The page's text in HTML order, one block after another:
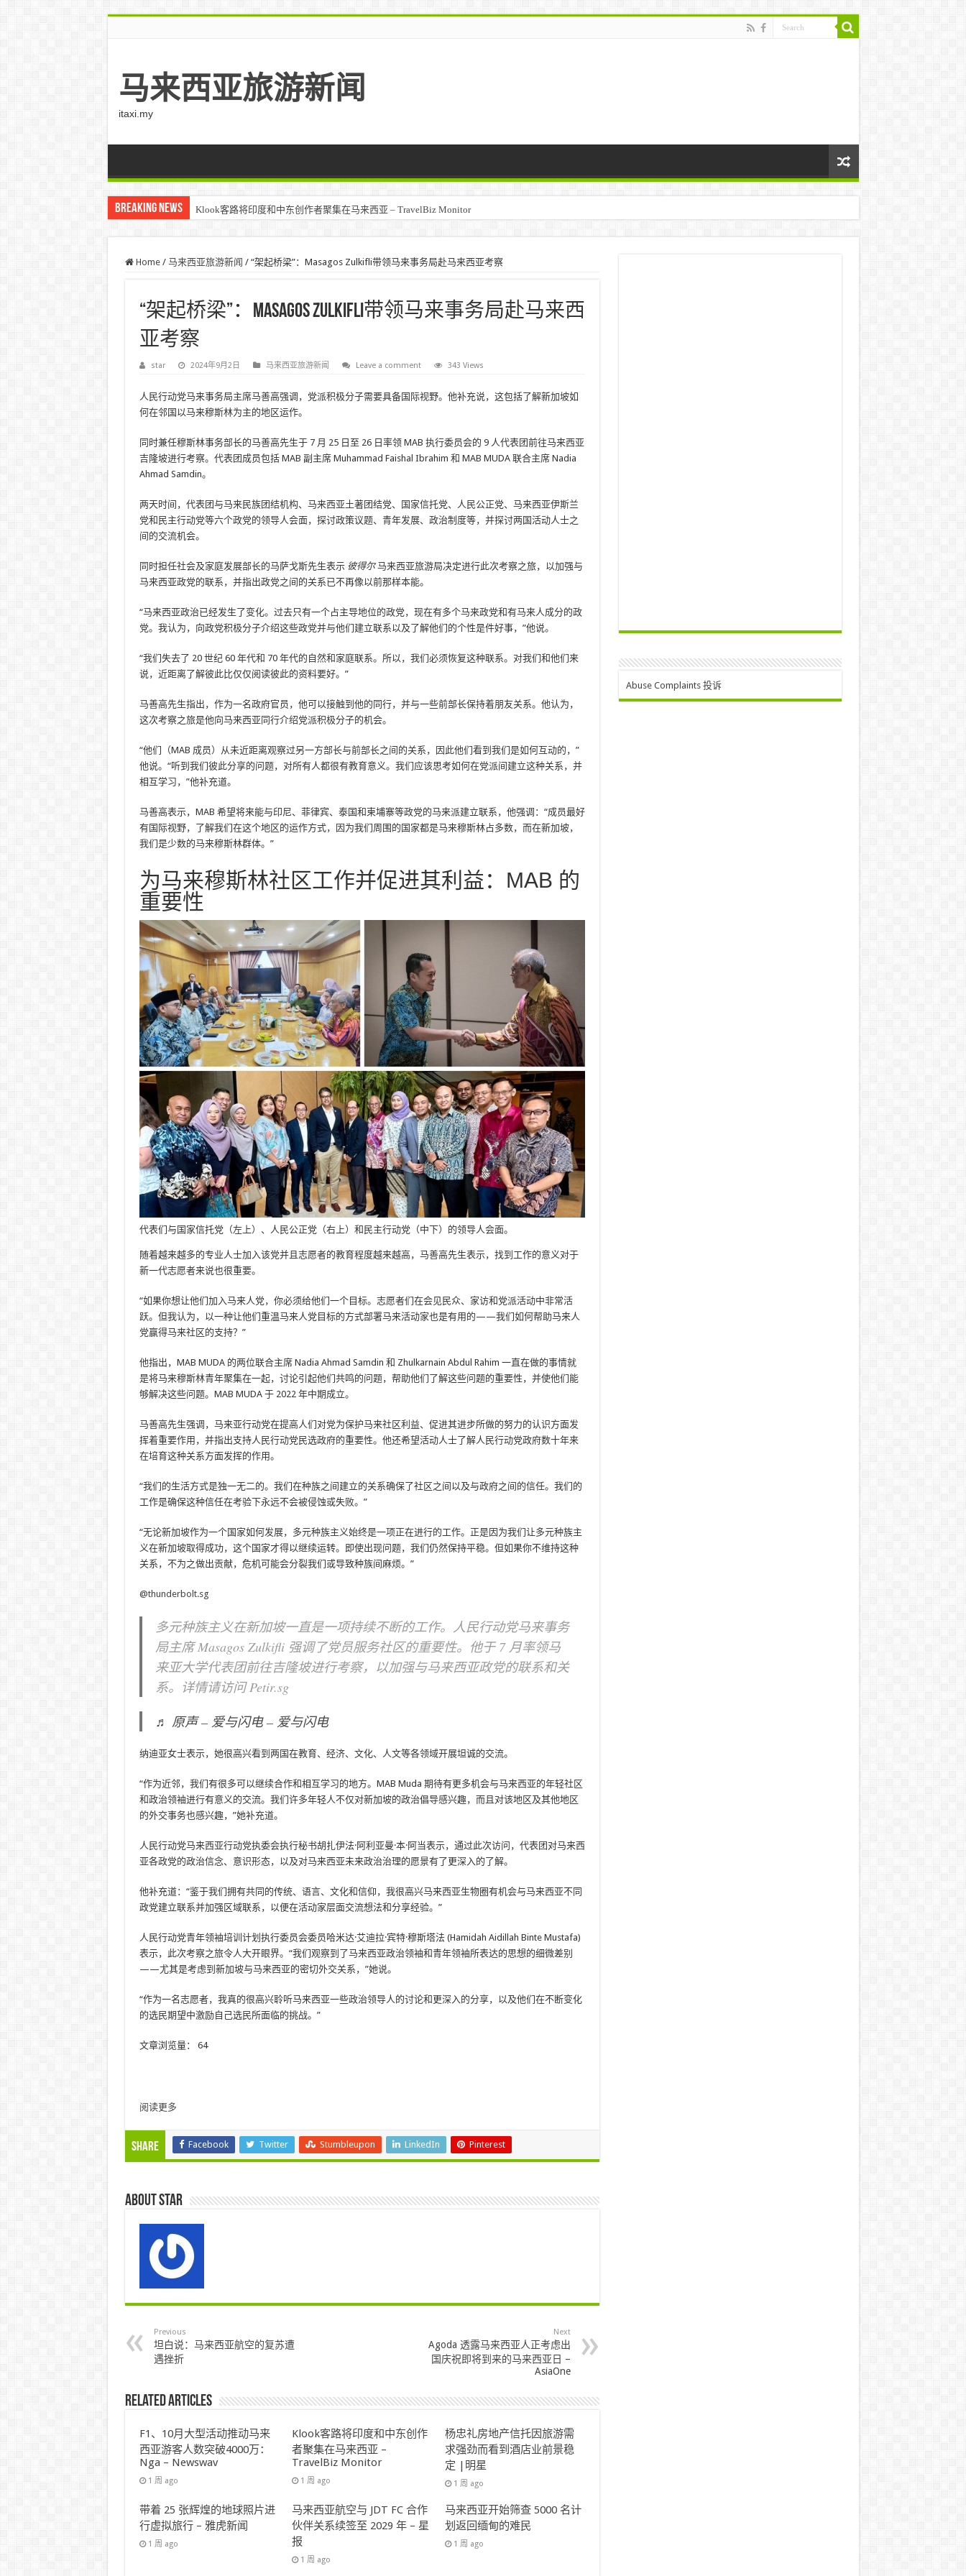
马来西亚旅游新闻
itaxi.my
Breaking News Klook客路将印度和中东创作者聚集在马来西亚 – TravelBiz Monitor
Home / 马来西亚旅游新闻 / “架起桥梁”：Masagos Zulkifli带领马来事务局赴马来西亚考察
“架起桥梁”：Masagos Zulkifli带领马来事务局赴马来西
亚考察
star 2024年9月2日 马来西亚旅游新闻 Leave a comment 343 Views
人民行动党马来事务局主席马善高强调，党派积极分子需要具备国际视野。他补充说，这包括了解新加坡如
何在邻国以马来穆斯林为主的地区运作。
同时兼任穆斯林事务部长的马善高先生于 7 月 25 日至 26 日率领 MAB 执行委员会的 9 人代表团前往马来西亚
吉隆坡进行考察。代表团成员包括 MAB 副主席 Muhammad Faishal Ibrahim 和 MAB MUDA 联合主席 Nadia
Ahmad Samdin。
两天时间，代表团与马来民族团结机构、马来西亚土著团结党、国家信托党、人民公正党、马来西亚伊斯兰
党和民主行动党等六个政党的领导人会面，探讨政策议题、青年发展、政治制度等，并探讨两国活动人士之
间的交流机会。
同时担任社会及家庭发展部长的马萨戈斯先生表示 彼得尔马来西亚旅游局决定进行此次考察之旅，以加强与
马来西亚政党的联系，并指出政党之间的关系已不再像以前那样本能。
“马来西亚政治已经发生了变化。过去只有一个占主导地位的政党，现在有多个马来政党和有马来人成分的政
党。我认为，向政党积极分子介绍这些政党并与他们建立联系以及了解他们的个性是件好事，”他说。
“我们失去了 20 世纪 60 年代和 70 年代的自然和家庭联系。所以，我们必须恢复这种联系。对我们和他们来
说，近距离了解彼此比仅仅阅读彼此的资料要好。”
马善高先生指出，作为一名政府官员，他可以接触到他的同行，并与一些前部长保持着朋友关系。他认为，
这次考察之旅是他向马来西亚同行介绍党派积极分子的机会。
“他们（MAB 成员）从未近距离观察过另一方部长与前部长之间的关系，因此他们看到我们是如何互动的，”
他说。“听到我们彼此分享的问题，对所有人都很有教育意义。我们应该思考如何在党派间建立这种关系，并
相互学习，”他补充道。
马善高表示，MAB 希望将来能与印尼、菲律宾、泰国和柬埔寨等政党的马来派建立联系，他强调：“成员最好
有国际视野，了解我们在这个地区的运作方式，因为我们周围的国家都是马来穆斯林占多数，而在新加坡，
我们是少数的马来穆斯林群体。”
为马来穆斯林社区工作并促进其利益：MAB 的
重要性
代表们与国家信托党（左上）、人民公正党（右上）和民主行动党（中下）的领导人会面。
随着越来越多的专业人士加入该党并且志愿者的教育程度越来越高，马善高先生表示，找到工作的意义对于
新一代志愿者来说也很重要。
“如果你想让他们加入马来人党，你必须给他们一个目标。志愿者们在会见民众、家访和党派活动中非常活
跃。但我认为，以一种让他们重温马来人党目标的方式部署马来活动家也是有用的——我们如何帮助马来人
党赢得马来社区的支持？”
他指出，MAB MUDA 的两位联合主席 Nadia Ahmad Samdin 和 Zhulkarnain Abdul Rahim 一直在做的事情就
是将马来穆斯林青年聚集在一起，讨论引起他们共鸣的问题，帮助他们了解这些问题的重要性，并使他们能
够解决这些问题。MAB MUDA 于 2022 年中期成立。
马善高先生强调，马来亚行动党在提高人们对党为保护马来社区利益、促进其进步所做的努力的认识方面发
挥着重要作用，并指出支持人民行动党民选政府的重要性。他还希望活动人士了解人民行动党政府数十年来
在培育这种关系方面发挥的作用。
“我们的生活方式是独一无二的。我们在种族之间建立的关系确保了社区之间以及与政府之间的信任。我们的
工作是确保这种信任在考验下永远不会被侵蚀或失败。”
“无论新加坡作为一个国家如何发展，多元种族主义始终是一项正在进行的工作。正是因为我们让多元种族主
义在新加坡取得成功，这个国家才得以继续运转。即使出现问题，我们仍然保持平稳。但如果你不维持这种
关系，不为之做出贡献，危机可能会分裂我们或导致种族间麻烦。”
@thunderbolt.sg
多元种族主义在新加坡一直是一项持续不断的工作。人民行动党马来事务
局主席 Masagos Zulkifli 强调了党员服务社区的重要性。他于 7 月率领马
来亚大学代表团前往吉隆坡进行考察，以加强与马来西亚政党的联系和关
系。详情请访问 Petir.sg
♬ 原声 – 爱与闪电 – 爱与闪电
纳迪亚女士表示，她很高兴看到两国在教育、经济、文化、人文等各领域开展坦诚的交流。
“作为近邻，我们有很多可以继续合作和相互学习的地方。MAB Muda 期待有更多机会与马来西亚的年轻社区
和政治领袖进行有意义的交流。我们许多年轻人不仅对新加坡的政治倡导感兴趣，而且对该地区及其他地区
的外交事务也感兴趣，”她补充道。
人民行动党马来西亚行动党执委会执行秘书胡扎伊法·阿利亚曼·本·阿当表示，通过此次访问，代表团对马来西
亚各政党的政治信念、意识形态，以及对马来西亚未来政治治理的愿景有了更深入的了解。
他补充道：“鉴于我们拥有共同的传统、语言、文化和信仰，我很高兴马来西亚生物圈有机会与马来西亚不同
政党建立联系并加强区域联系，以便在活动家层面交流想法和分享经验。”
人民行动党青年领袖培训计划执行委员会委员哈米达·艾迪拉·宾特·穆斯塔法 (Hamidah Aidillah Binte Mustafa)
表示，此次考察之旅令人大开眼界。“我们观察到了马来西亚政治领袖和青年领袖所表达的思想的细微差别
——尤其是考虑到新加坡与马来西亚的密切外交关系，”她说。
“作为一名志愿者，我真的很高兴聆听马来西亚一些政治领导人的讨论和更深入的分享，以及他们在不断变化
的选民期望中激励自己选民所面临的挑战。”
文章浏览量： 64
阅读更多
Share Facebook Twitter Stumbleupon LinkedIn Pinterest
About star
Previous
坦白说：马来西亚航空的复苏遭
遇挫折
Next
Agoda 透露马来西亚人正考虑出
国庆祝即将到来的马来西亚日 –
AsiaOne
Related Articles
F1、10月大型活动推动马来
西亚游客人数突破4000万：
Nga – Newswav
1 周 ago
Klook客路将印度和中东创作
者聚集在马来西亚 –
TravelBiz Monitor
1 周 ago
杨忠礼房地产信托因旅游需
求强劲而看到酒店业前景稳
定 |明星
1 周 ago
带着 25 张辉煌的地球照片进
行虚拟旅行 – 雅虎新闻
1 周 ago
马来西亚航空与 JDT FC 合作
伙伴关系续签至 2029 年 – 星
报
1 周 ago
马来西亚开始筛查 5000 名计
划返回缅甸的难民
1 周 ago
Abuse Complaints 投诉